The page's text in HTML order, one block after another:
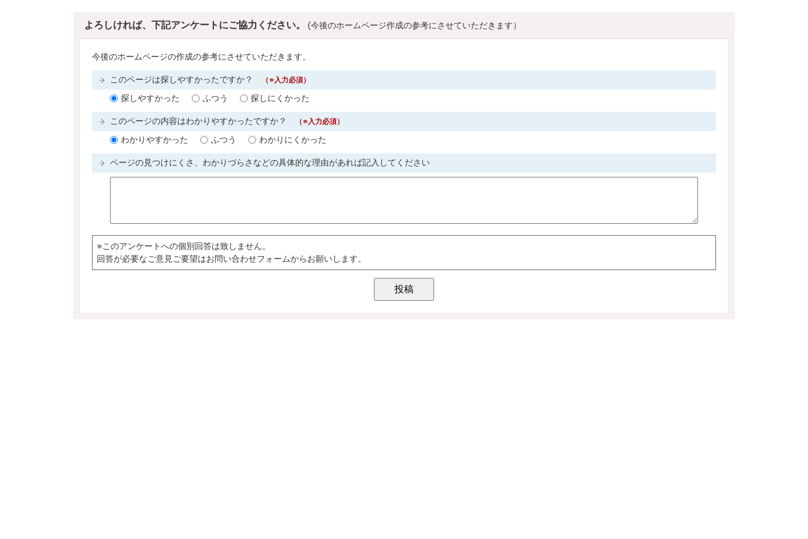
よろしければ、下記アンケートにご協力ください。 (今後のホームページ作成の参考にさせていただきます）
今後のホームページの作成の参考にさせていただきます。
このページは探しやすかったですか？ （※入力必須）
探しやすかった ふつう 探しにくかった
このページの内容はわかりやすかったですか？ （※入力必須）
わかりやすかった ふつう わかりにくかった
ページの見つけにくさ、わかりづらさなどの具体的な理由があれば記入してください
※このアンケートへの個別回答は致しません。
回答が必要なご意見ご要望はお問い合わせフォームからお願いします。